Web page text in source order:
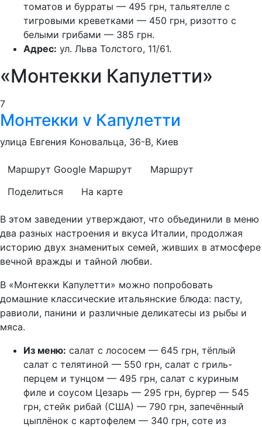
томатов и бурраты — 495 грн, тальятелле с
тигровыми креветками — 450 грн, ризотто с
белыми грибами — 385 грн.
Адрес: ул. Льва Толстого, 11/61.
«Монтекки Капулетти»
7
Монтекки v Капулетти
улица Евгения Коновальца, 36-В, Киев
Маршрут Google Маршрут
Маршрут
Поделиться
На карте
В этом заведении утверждают, что объединили в меню
два разных настроения и вкуса Италии, продолжая
историю двух знаменитых семей, живших в атмосфере
вечной вражды и тайной любви.
В «Монтекки Капулетти» можно попробовать
домашние классические итальянские блюда: пасту,
равиоли, панини и различные деликатесы из рыбы и
мяса.
Из меню: салат с лососем — 645 грн, тёплый
салат с телятиной — 550 грн, салат с гриль-
перцем и тунцом — 495 грн, салат с куриным
филе и соусом Цезарь — 295 грн, бургер — 545
грн, стейк рибай (США) — 790 грн, запечённый
цыплёнок с картофелем — 340 грн, соте из